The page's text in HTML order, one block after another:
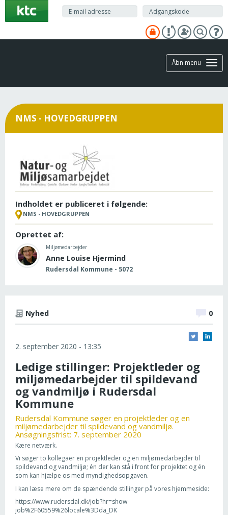
hovedindhold
Åbn menu
NMS - HOVEDGRUPPEN
Indholdet er publiceret i følgende:
NMS - HOVEDGRUPPEN
Oprettet af:
Miljømedarbejder
Anne Louise Hjermind
Rudersdal Kommune - 5072
Nyhed 0
2. september 2020 - 13:35
Ledige stillinger: Projektleder og
miljømedarbejder til spildevand
og vandmiljø i Rudersdal
Kommune
Rudersdal Kommune søger en projektleder og en
miljømedarbejder til spildevand og vandmiljø.
Ansøgningsfrist: 7. september 2020
Kære netværk.
Vi søger to kollegaer en projektleder og en miljømedarbejder til
spildevand og vandmiljø; én der kan stå i front for projektet og én
som kan hjælpe os med myndighedsopgaven.
I kan læse mere om de spændende stillinger på vores hjemmeside:
https://www.rudersdal.dk/job?hr=show-
job%2F60559%26locale%3Dda_DK